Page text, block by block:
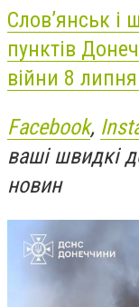
Слов’янськ і
пунктів
війни 8
Facebook,
ваші швидкі
новин